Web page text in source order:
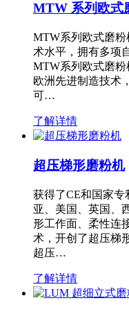
MTW 系列欧式
MTW系列欧式磨
术水平，拥有多项
MTW系列欧式磨粉
欧洲先进制造技术
可…
了解详情
超压梯形磨粉机
获得了CE和国家专
亚、美国、英国、
形工作面、柔性连
术，开创了超压梯
超压…
了解详情